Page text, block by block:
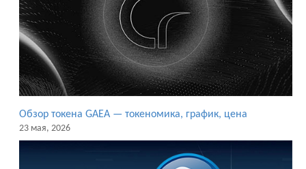
Обзор токена GAEA — токеномика, график, цена
23 мая, 2026